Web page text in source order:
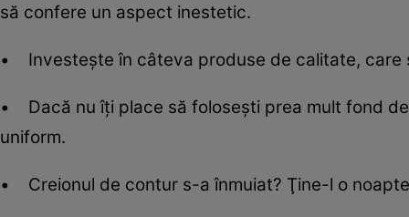
să confere un aspect inestetic.
• Investeşte în câteva produse de calitate,
• Dacă nu îţi place să foloseşti prea mult fond
uniform.
• Creionul de contur s-a înmuiat? Ţine-l o